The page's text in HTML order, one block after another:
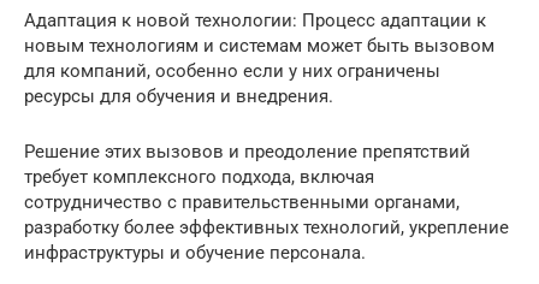
Адаптация к новой технологии: Процесс адаптации к
новым технологиям и системам может быть вызовом
для компаний, особенно если у них ограничены
ресурсы для обучения и внедрения.
Решение этих вызовов и преодоление препятствий
требует комплексного подхода, включая
сотрудничество с правительственными органами,
разработку более эффективных технологий, укрепление
инфраструктуры и обучение персонала.